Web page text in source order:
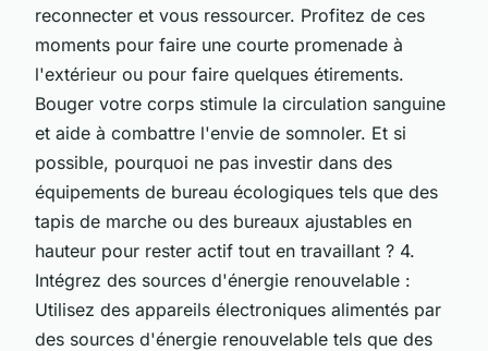
reconnecter et vous ressourcer. Profitez de ces
moments pour faire une courte promenade à
l'extérieur ou pour faire quelques étirements.
Bouger votre corps stimule la circulation sanguine
et aide à combattre l'envie de somnoler. Et si
possible, pourquoi ne pas investir dans des
équipements de bureau écologiques tels que des
tapis de marche ou des bureaux ajustables en
hauteur pour rester actif tout en travaillant ? 4.
Intégrez des sources d'énergie renouvelable :
Utilisez des appareils électroniques alimentés par
des sources d'énergie renouvelable tels que des